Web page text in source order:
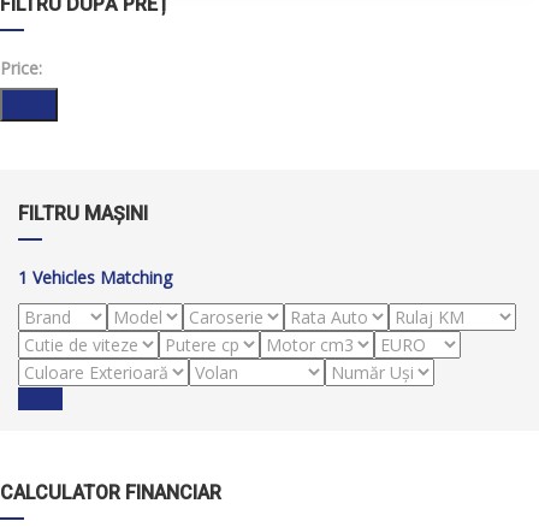
Price:
FILTRU MAȘINI
1 Vehicles Matching
CALCULATOR FINANCIAR